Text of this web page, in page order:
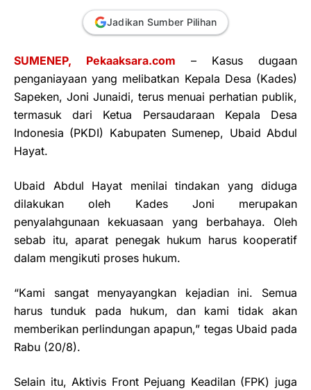
Jadikan Sumber Pilihan
SUMENEP, Pekaaksara.com – Kasus dugaan
penganiayaan yang melibatkan Kepala Desa (Kades)
Sapeken, Joni Junaidi, terus menuai perhatian publik,
termasuk dari Ketua Persaudaraan Kepala Desa
Indonesia (PKDI) Kabupaten Sumenep, Ubaid Abdul
Hayat.
Ubaid Abdul Hayat menilai tindakan yang diduga
dilakukan oleh Kades Joni merupakan
penyalahgunaan kekuasaan yang berbahaya. Oleh
sebab itu, aparat penegak hukum harus kooperatif
dalam mengikuti proses hukum.
“Kami sangat menyayangkan kejadian ini. Semua
harus tunduk pada hukum, dan kami tidak akan
memberikan perlindungan apapun,” tegas Ubaid pada
Rabu (20/8).
Selain itu, Aktivis Front Pejuang Keadilan (FPK) juga